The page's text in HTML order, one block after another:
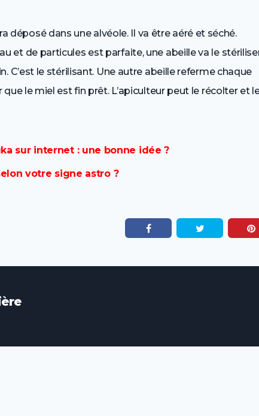
déposé dans une alvéole. Il va être aéré et séché.
et de particules est parfaite, une abeille va le
C’est le stérilisant. Une autre abeille referme chaque
le miel est fin prêt. L’apiculteur peut le récolter et
sur internet : une bonne idée ?
votre signe astro ?